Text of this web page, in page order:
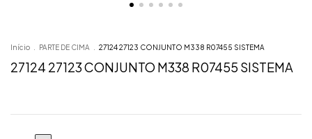
Início . PARTE DE CIMA . 27124 27123 CONJUNTO M338 R07455 SISTEMA
27124 27123 CONJUNTO M338 R07455 SISTEMA